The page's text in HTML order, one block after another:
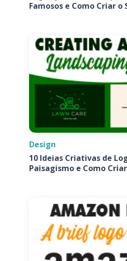
Famosos e Como Criar o
Design
10 Ideias Criativas de
Paisagismo e Como